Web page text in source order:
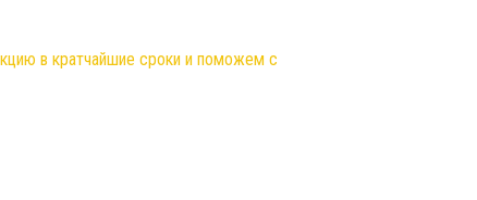
в кратчайшие сроки и поможем с